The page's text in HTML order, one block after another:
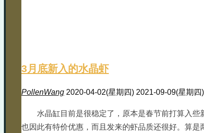
3月底新入的水晶虾
PollenWang 2020-04-02(星期四) 2021-09-09(星期四)
水晶缸目前是很稳定了，原本是春节前打算入
也因此有特价优惠，而且发来的虾品质还很好。算